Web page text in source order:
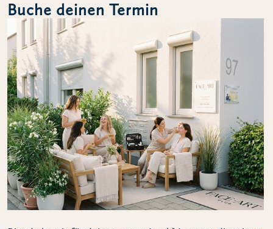
Buche deinen Termin